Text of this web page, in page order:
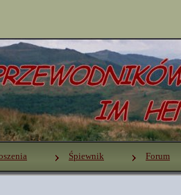
Śpiewnik Forum